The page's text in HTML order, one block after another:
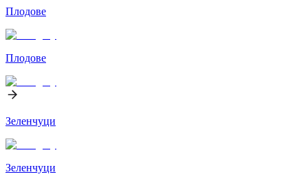
Плодове
Плодове
Зеленчуци
Зеленчуци